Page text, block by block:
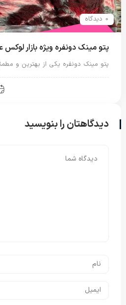
0 دیدگاه
پتو مینک دونفره ویژه بازار لوکس
پتو مینک دونفره یکی از بهترین و
دیدگاهتان را بنویسید